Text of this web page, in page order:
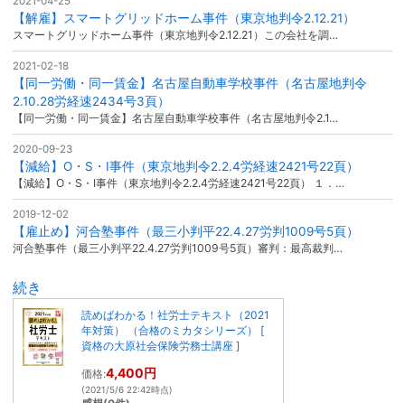
【解雇】スマートグリッドホーム事件（東京地判令2.12.21）
スマートグリッドホーム事件（東京地判令2.12.21）この会社を調…
2021-02-18
【同一労働・同一賃金】名古屋自動車学校事件（名古屋地判令
2.10.28労経速2434号3頁）
【同一労働・同一賃金】名古屋自動車学校事件（名古屋地判令2.1…
2020-09-23
【減給】O・S・I事件（東京地判令2.2.4労経速2421号22頁）
【減給】O・S・I事件（東京地判令2.2.4労経速2421号22頁） １．…
2019-12-02
【雇止め】河合塾事件（最三小判平22.4.27労判1009号5頁）
河合塾事件（最三小判平22.4.27労判1009号5頁）審判：最高裁判…
続き
読めばわかる！社労士テキスト（2021
年対策） （合格のミカタシリーズ） [
資格の大原社会保険労務士講座 ]
価格:4,400円
(2021/5/6 22:42時点)